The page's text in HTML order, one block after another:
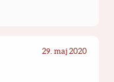
29. maj 2020